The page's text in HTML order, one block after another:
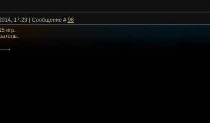
17:29 | Сообщение # 96
игр.